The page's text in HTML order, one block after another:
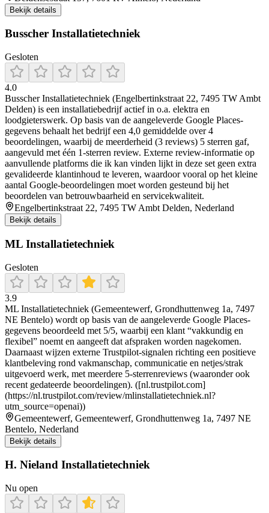
Bekijk details
Busscher Installatietechniek
Gesloten
4.0
Busscher Installatietechniek (Engelbertinkstraat 22, 7495 TW Ambt
Delden) is een installatiebedrijf actief in o.a. elektra en
loodgieterswerk. Op basis van de aangeleverde Google Places-
gegevens behaalt het bedrijf een 4,0 gemiddelde over 4
beoordelingen, waarbij de meerderheid (3 reviews) 5 sterren gaf,
aangevuld met één 1-sterren review. Externe review-informatie op
aanvullende platforms die ik kan vinden lijkt in deze set geen extra
gevalideerde klantinhoud te leveren, waardoor vooral op het kleine
aantal Google-beoordelingen moet worden gesteund bij het
beoordelen van betrouwbaarheid en servicekwaliteit.
Engelbertinkstraat 22, 7495 TW Ambt Delden, Nederland
Bekijk details
ML Installatietechniek
Gesloten
3.9
ML Installatietechniek (Gemeentewerf, Grondhuttenweg 1a, 7497
NE Bentelo) wordt op basis van de aangeleverde Google Places-
gegevens beoordeeld met 5/5, waarbij een klant “vakkundig en
flexibel” noemt en aangeeft dat afspraken worden nagekomen.
Daarnaast wijzen externe Trustpilot-signalen richting een positieve
klantbeleving rond vakmanschap, communicatie en netjes/strak
uitgevoerd werk, met meerdere 5-sterrenreviews (waaronder ook
recent gedateerde beoordelingen). ([nl.trustpilot.com]
(https://nl.trustpilot.com/review/mlinstallatietechniek.nl?
utm_source=openai))
Gemeentewerf, Gemeentewerf, Grondhuttenweg 1a, 7497 NE
Bentelo, Nederland
Bekijk details
H. Nieland Installatietechniek
Nu open